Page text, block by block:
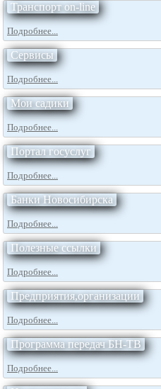
Транспорт on-line
Подробнее...
Сервисы
Подробнее...
Мои садики
Подробнее...
Портал госуслуг
Подробнее...
Банки Новосибирска
Подробнее...
Полезные ссылки
Подробнее...
Предприятия,организации
Подробнее...
Программа передач БН-ТВ
Подробнее...